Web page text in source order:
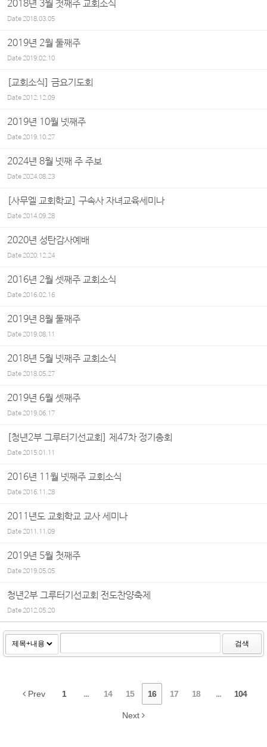
2018년 3월 첫째주 교회소식
Date2018.03.05
2019년 2월 둘째주
Date2019.02.10
[교회소식] 금요기도회
Date2012.12.09
2019년 10월 넷째주
Date2019.10.27
2024년 8월 넷째 주 주보
Date2024.08.23
[사무엘 교회학교] 구속사 자녀교육세미나
Date2014.09.28
2020년 성탄감사예배
Date2020.12.24
2016년 2월 셋째주 교회소식
Date2016.02.16
2019년 8월 둘째주
Date2019.08.11
2018년 5월 넷째주 교회소식
Date2018.05.27
2019년 6월 셋째주
Date2019.06.17
[청년2부 그루터기선교회] 제47차 정기총회
Date2015.01.11
2016년 11월 넷째주 교회소식
Date2016.11.28
2011년도 교회학교 교사 세미나
Date2011.11.09
2019년 5월 첫째주
Date2019.05.05
청년2부 그루터기선교회 전도찬양축제
Date2012.05.20
검색
Prev 1 ... 14 15 16 17 18 ... 104
Next